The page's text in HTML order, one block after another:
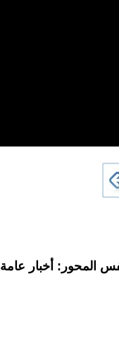
المحور: أخبار عامة